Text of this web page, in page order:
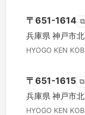
〒651-1614 ⧉
兵庫県 神戸市
HYOGO KEN
〒651-1615 ⧉
兵庫県 神戸市
HYOGO KEN